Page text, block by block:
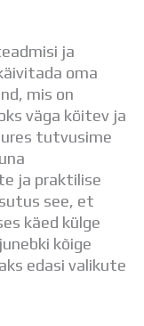
ja
oma
mis on
väga köitev ja
tutvusime
ja praktilise
see, et
käed külge
kõige
edasi valikute